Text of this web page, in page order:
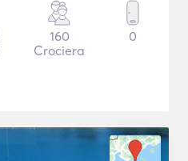
160
Crociera
0